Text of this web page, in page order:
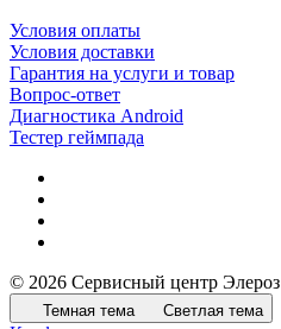
Условия оплаты
Условия доставки
Гарантия на услуги и товар
Вопрос-ответ
Диагностика Android
Тестер геймпада
© 2026 Сервисный центр Элероз
Темная тема Светлая тема